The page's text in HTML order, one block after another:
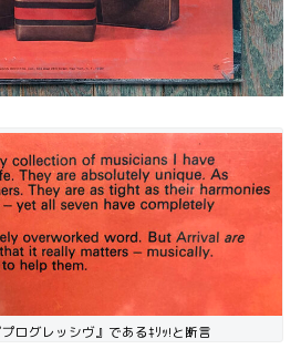
ログレッシヴ』であるｷﾘｯ!と断言